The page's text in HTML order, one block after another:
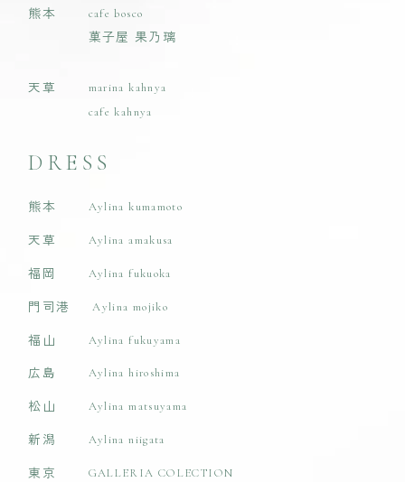
熊本 cafe bosco
菓子屋 果乃璃
天草
marina kahnya
cafe kahnya
DRESS
熊本 Aylina kumamoto
天草 Aylina amakusa
福岡 Aylina fukuoka
門司港 Aylina mojiko
福山 Aylina fukuyama
広島 Aylina hiroshima
松山 Aylina matsuyama
新潟 Aylina niigata
東京 GALLERIA COLECTION